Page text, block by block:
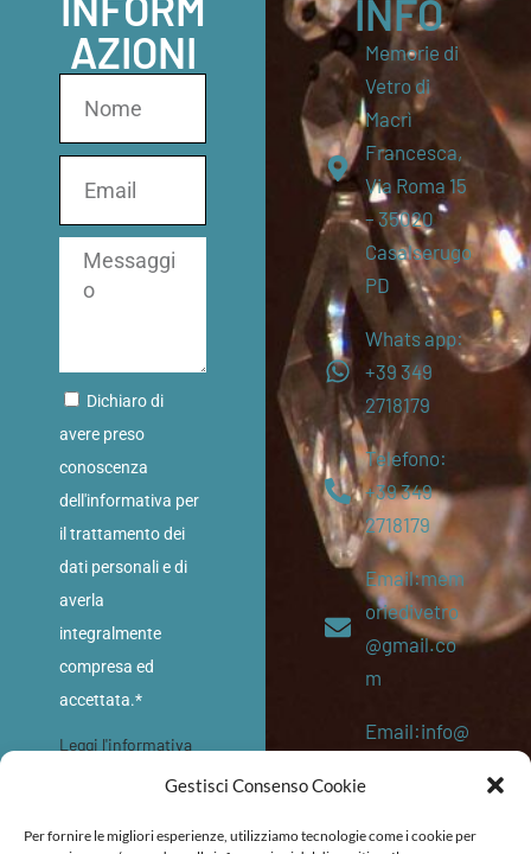
Gestisci Consenso Cookie
Per fornire le migliori esperienze, utilizziamo tecnologie come i cookie per
AZIONI
Dichiaro di
avere preso
conoscenza
dell'informativa per
il trattamento dei
dati personali e di
averla
integralmente
compresa ed
accettata.*
Leggi l'informativa
INVIA
INFO
Memorie di
Vetro di
Macrì
Francesca,
Via Roma 15
– 35020
Casalserugo
PD
Whats app:
+39 349
2718179
Telefono:
+39 349
2718179
Email:mem
oriedivetro
@gmail.co
m
Email:info@
etro.eu